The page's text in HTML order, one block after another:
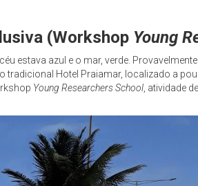
(Workshop Young
estava azul e o mar, verde.
Hotel Praiamar, localizado a
Young Researchers School , atividade